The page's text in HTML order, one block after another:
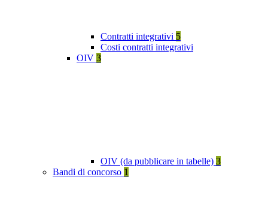
Contratti integrativi 5
Costi contratti integrativi
OIV 3
OIV (da pubblicare in tabelle) 3
Bandi di concorso 1